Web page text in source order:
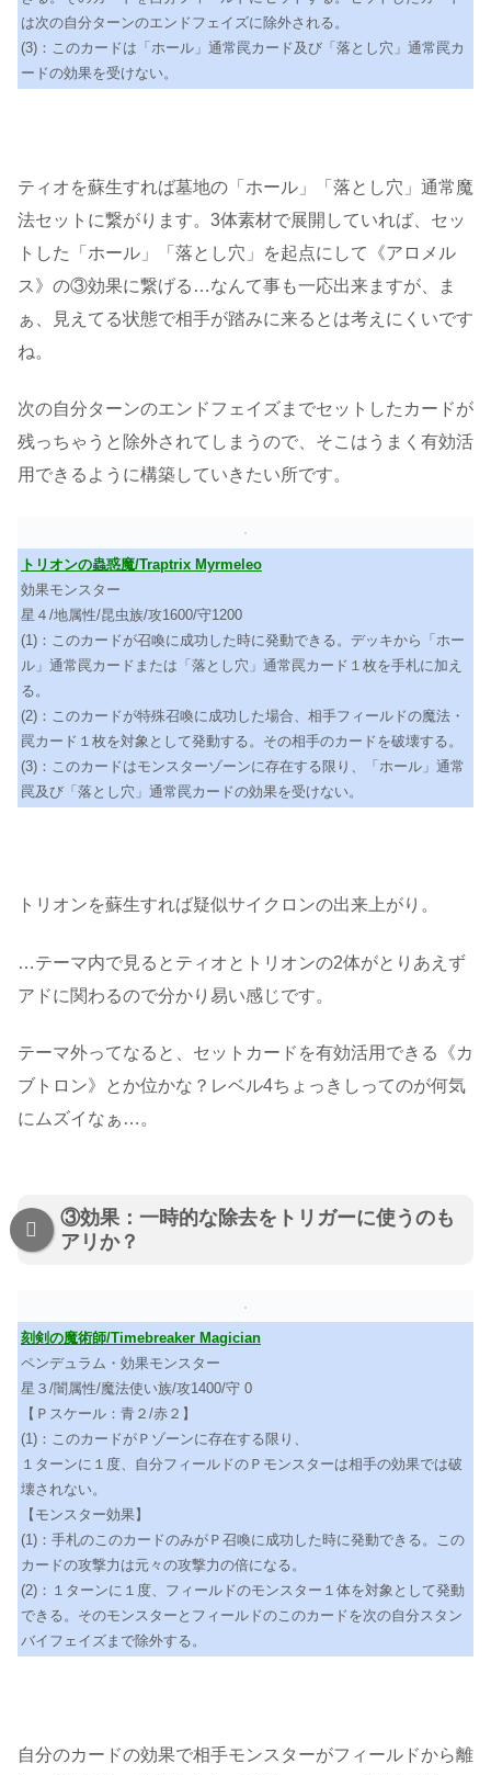
は次の自分ターンのエンドフェイズに除外される。
(3)：このカードは「ホール」通常罠カード及び「落とし穴」通常罠カ
ードの効果を受けない。
ティオを蘇生すれば墓地の「ホール」「落とし穴」通常魔
法セットに繋がります。3体素材で展開していれば、セッ
トした「ホール」「落とし穴」を起点にして《アロメル
ス》の③効果に繋げる…なんて事も一応出来ますが、ま
ぁ、見えてる状態で相手が踏みに来るとは考えにくいです
ね。
次の自分ターンのエンドフェイズまでセットしたカードが
残っちゃうと除外されてしまうので、そこはうまく有効活
用できるように構築していきたい所です。
トリオンの蟲惑魔/Traptrix Myrmeleo
効果モンスター
星４/地属性/昆虫族/攻1600/守1200
(1)：このカードが召喚に成功した時に発動できる。デッキから「ホー
ル」通常罠カードまたは「落とし穴」通常罠カード１枚を手札に加え
る。
(2)：このカードが特殊召喚に成功した場合、相手フィールドの魔法・
罠カード１枚を対象として発動する。その相手のカードを破壊する。
(3)：このカードはモンスターゾーンに存在する限り、「ホール」通常
罠及び「落とし穴」通常罠カードの効果を受けない。
トリオンを蘇生すれば疑似サイクロンの出来上がり。
…テーマ内で見るとティオとトリオンの2体がとりあえず
アドに関わるので分かり易い感じです。
テーマ外ってなると、セットカードを有効活用できる《カ
ブトロン》とか位かな？レベル4ちょっきしってのが何気
にムズイなぁ…。
③効果：一時的な除去をトリガーに使うのも
アリか？
刻剣の魔術師/Timebreaker Magician
ペンデュラム・効果モンスター
星３/闇属性/魔法使い族/攻1400/守 0
【Ｐスケール：青２/赤２】
(1)：このカードがＰゾーンに存在する限り、
１ターンに１度、自分フィールドのＰモンスターは相手の効果では破
壊されない。
【モンスター効果】
(1)：手札のこのカードのみがＰ召喚に成功した時に発動できる。この
カードの攻撃力は元々の攻撃力の倍になる。
(2)：１ターンに１度、フィールドのモンスター１体を対象として発動
できる。そのモンスターとフィールドのこのカードを次の自分スタン
バイフェイズまで除外する。
自分のカードの効果で相手モンスターがフィールドから離